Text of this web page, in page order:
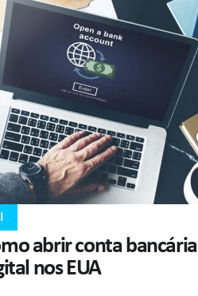
abrir conta bancária
nos EUA